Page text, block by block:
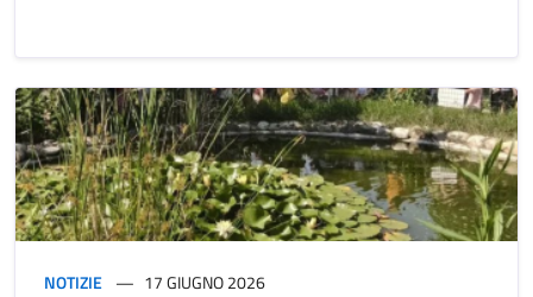
NOTIZIE 17 GIUGNO 2026